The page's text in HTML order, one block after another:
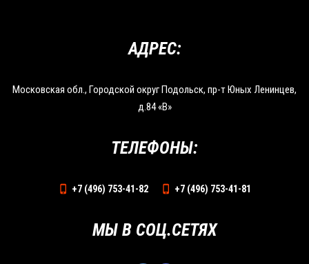
АДРЕС:
Московская обл., Городской округ Подольск, пр-т Юных Ленинцев,
д.84 «В»
ТЕЛЕФОНЫ:
+7 (496) 753-41-82 +7 (496) 753-41-81
МЫ В СОЦ.СЕТЯХ